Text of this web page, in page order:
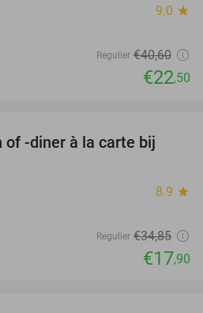
9.0 star
Regulier €40,60
€22,50
49%
of -diner à la carte bij
8.9 star
Regulier €34,85
€17,90